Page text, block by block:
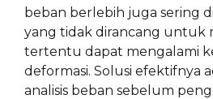
beban berlebih juga sering
yang tidak dirancang untuk
tertentu dapat mengalami
deformasi. Solusi efektifnya
analisis beban sebelum